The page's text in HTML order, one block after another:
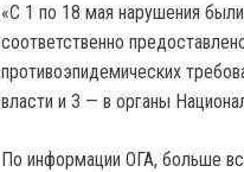
«С 1 по 18 мая нарушения
соответственно
противоэпидемических
власти и 3 — в органы
По информации ОГА, больше